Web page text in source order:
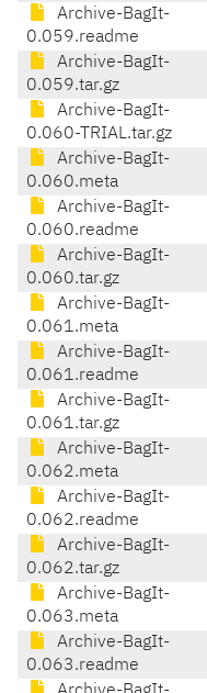
Archive-BagIt-
0.059.readme
Archive-BagIt-
0.059.tar.gz
Archive-BagIt-
0.060-TRIAL.tar.gz
Archive-BagIt-
0.060.meta
Archive-BagIt-
0.060.readme
Archive-BagIt-
0.060.tar.gz
Archive-BagIt-
0.061.meta
Archive-BagIt-
0.061.readme
Archive-BagIt-
0.061.tar.gz
Archive-BagIt-
0.062.meta
Archive-BagIt-
0.062.readme
Archive-BagIt-
0.062.tar.gz
Archive-BagIt-
0.063.meta
Archive-BagIt-
0.063.readme